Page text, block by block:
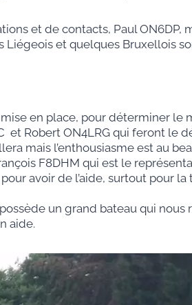
et de contacts, Paul ON6DP,
Liégeois et quelques Bruxellois
en place, pour déterminer
et Robert ON4LRG qui feront
mais l’enthousiasme est au
F8DHM qui est le
avoir de l’aide, surtout pour
un grand bateau qui
aide.